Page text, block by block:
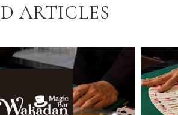
ARTICLES